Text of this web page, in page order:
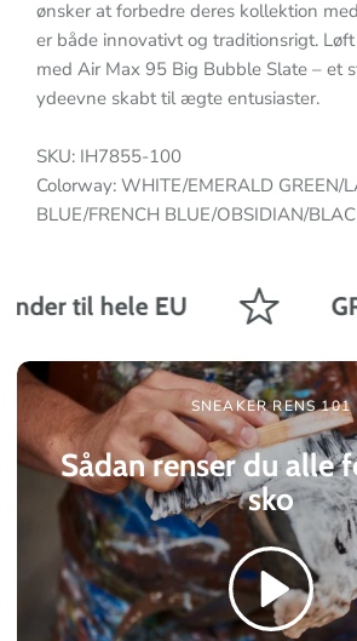
ønsker at forbedre deres kollektion
er både innovativt og traditionsrigt.
med Air Max 95 Big Bubble Slate – et
ydeevne skabt til ægte entusiaster.
SKU: IH7855-100
Colorway: WHITE/EMERALD GREEN/
BLUE/FRENCH BLUE/OBSIDIAN/
til hele EU
SNEAKER RENS 101
Sådan renser du alle
sko